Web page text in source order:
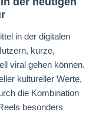
in der digitalen
kurze,
viral gehen können.
kultureller Werte,
die Kombination
besonders